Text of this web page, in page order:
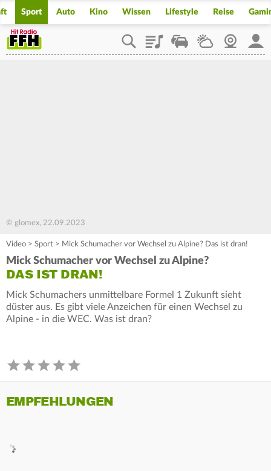
Sport Auto Kino Wissen Lifestyle Reise
PlaylistStaupilotWetterWebcam
© glomex, 22.09.2023
Video > Sport > Mick Schumacher vor Wechsel zu Alpine? Das ist dran!
Mick Schumacher vor Wechsel zu Alpine?
DAS IST DRAN!
Mick Schumachers unmittelbare Formel 1 Zukunft sieht
düster aus. Es gibt viele Anzeichen für einen Wechsel zu
Alpine - in die WEC. Was ist dran?
EMPFEHLUNGEN